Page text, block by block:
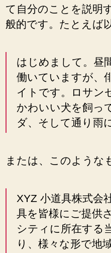
て自分のことを説明
般的です。たとえば
はじめまして。昼
働いていますが、
イトです。ロサン
かわいい犬を飼っ
ダ、そして通り雨
または、このような
XYZ 小道具株式会
具を皆様にご提供
シティに所在する
り、様々な形で地